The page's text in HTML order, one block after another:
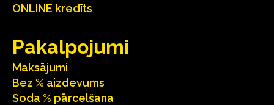
ONLINE kredīts
Pakalpojumi
Maksājumi
Bez % aizdevums
Soda % pārcelšana